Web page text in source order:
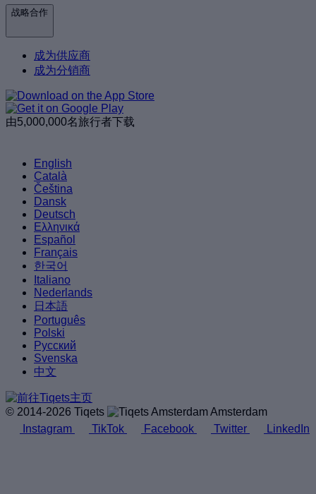
战略合作
成为供应商
成为分销商
由5,000,000名旅行者下载
English
Català
Čeština
Dansk
Deutsch
Ελληνικά
Español
Français
한국어
Italiano
Nederlands
日本語
Português
Polski
Русский
Svenska
中文
© 2014-2026 Tiqets
Amsterdam
Instagram
TikTok Facebook Twitter LinkedIn